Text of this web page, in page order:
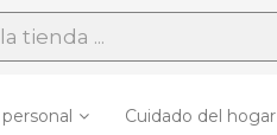
Cuidado del hogar